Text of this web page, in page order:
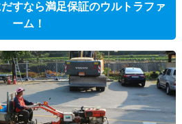
すなら満足保証のウルトラファ
ーム！